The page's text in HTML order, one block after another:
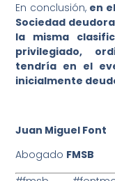
En conclusión, en
Sociedad
la misma
privilegiado,
tendría en el
inicialmente
Juan Miguel Font
Abogado FMSB